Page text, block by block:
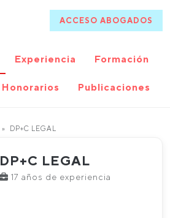
ACCESO ABOGADOS
Experiencia Formación
Honorarios Publicaciones
DP+C LEGAL
DP+C LEGAL
17 años de experiencia